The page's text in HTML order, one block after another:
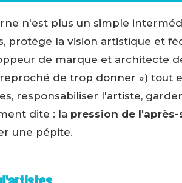
n'est plus un simple
protège la vision artistique et
de marque et architecte
de trop donner ») tout
responsabiliser l'artiste,
dite : la pression de l'après-
une pépite.